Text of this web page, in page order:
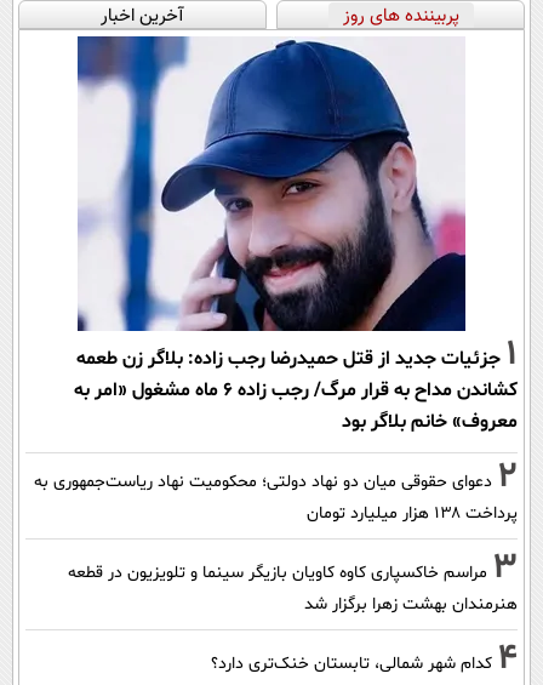
پربیننده های روز آخرین اخبار
1 جزئیات جدید از قتل حمیدرضا رجب زاده: بلاگر زن طعمه
کشاندن مداح به قرار مرگ/ رجب زاده 6 ماه مشغول «امر به
معروف» خانم بلاگر بود
2 دعوای حقوقی میان دو نهاد دولتی؛ محکومیت نهاد ریاست‌جمهوری به
پرداخت ۱۳۸ هزار میلیارد تومان
3 مراسم خاکسپاری کاوه کاویان بازیگر سینما و تلویزیون در قطعه
هنرمندان بهشت زهرا برگزار شد
4 کدام شهر شمالی، تابستان خنک‌تری دارد؟